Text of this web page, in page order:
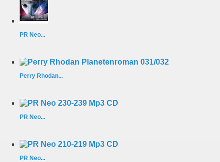
PR Neo...
Perry Rhodan...
PR Neo...
PR Neo...